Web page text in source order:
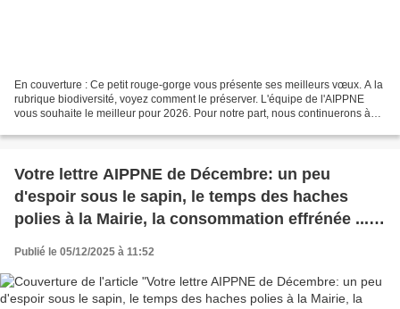
En couverture : Ce petit rouge-gorge vous présente ses meilleurs vœux. A la
rubrique biodiversité, voyez comment le préserver. L'équipe de l'AIPPNE
vous souhaite le meilleur pour 2026. Pour notre part, nous continuerons à
Votre lettre AIPPNE de Décembre: un peu
d'espoir sous le sapin, le temps des haches
polies à la Mairie, la consommation effrénée ...
Publié le 05/12/2025 à 11:52